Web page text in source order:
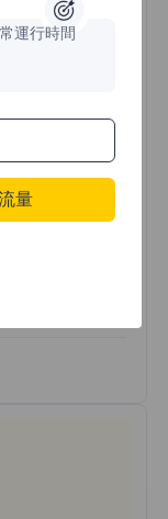
運行時間
量